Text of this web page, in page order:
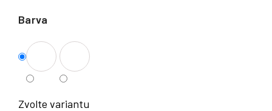
Barva
Zvolte variantu